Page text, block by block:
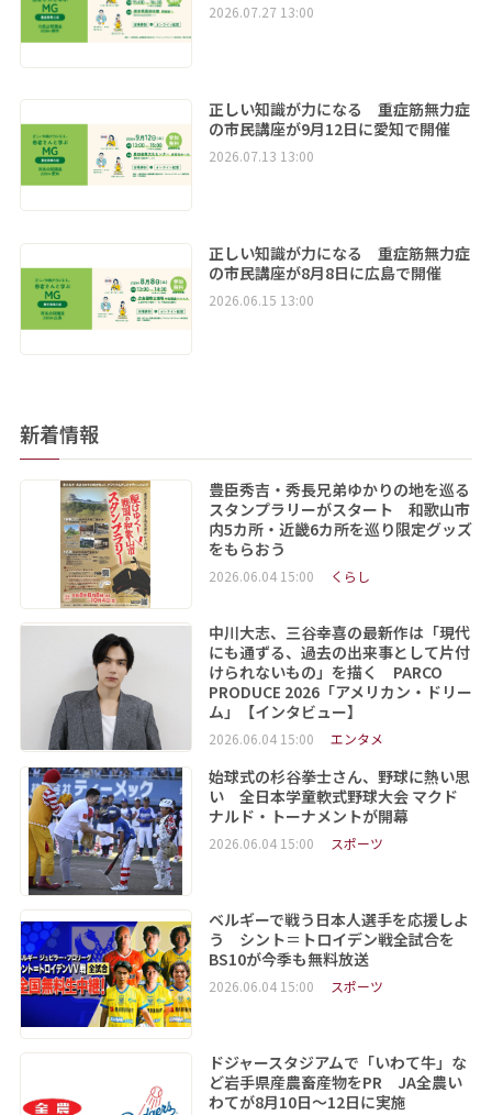
2026.07.27 13:00
正しい知識が力になる 重症筋無力症
の市民講座が9月12日に愛知で開催
2026.07.13 13:00
正しい知識が力になる 重症筋無力症
の市民講座が8月8日に広島で開催
2026.06.15 13:00
新着情報
豊臣秀吉・秀長兄弟ゆかりの地を巡る
スタンプラリーがスタート 和歌山市
内5カ所・近畿6カ所を巡り限定グッズ
をもらおう
2026.06.04 15:00 くらし
中川大志、三谷幸喜の最新作は「現代
にも通ずる、過去の出来事として片付
けられないもの」を描く PARCO
PRODUCE 2026「アメリカン・ドリー
ム」【インタビュー】
2026.06.04 15:00 エンタメ
始球式の杉谷拳士さん、野球に熱い思
い 全日本学童軟式野球大会 マクド
ナルド・トーナメントが開幕
2026.06.04 15:00 スポーツ
ベルギーで戦う日本人選手を応援しよ
う シント＝トロイデン戦全試合を
BS10が今季も無料放送
2026.06.04 15:00 スポーツ
ドジャースタジアムで「いわて牛」な
ど岩手県産農畜産物をPR JA全農い
わてが8月10日～12日に実施